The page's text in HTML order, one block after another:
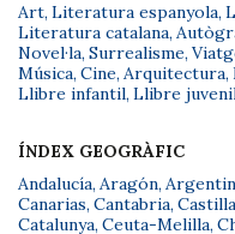
Art, Literatura espanyola,
Literatura catalana,
Novel·la, Surrealisme,
Música, Cine, Arquitectura,
Llibre infantil, Llibre
ÍNDEX GEOGRÀFIC
Andalucía, Aragón,
Canarias, Cantabria,
Catalunya, Ceuta-Melilla,